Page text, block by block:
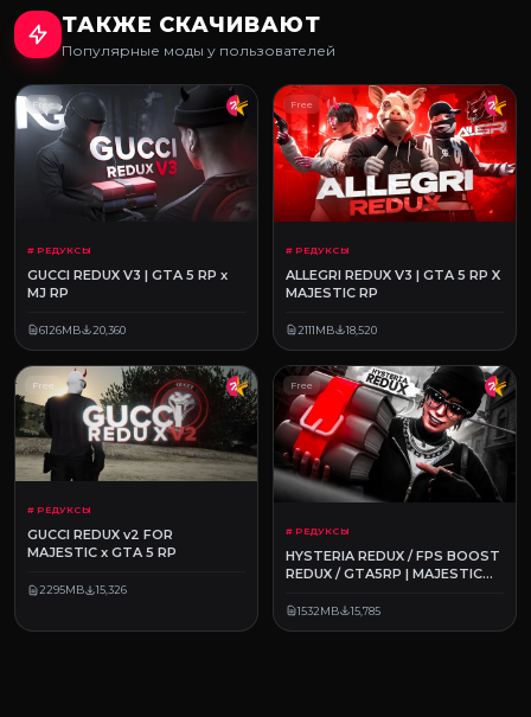
ТАКЖЕ СКАЧИВАЮТ
Популярные моды у пользователей
Free
# РЕДУКСЫ
GUCCI REDUX V3 | GTA 5 RP x
MJ RP
6126MB 20,360
Free
# РЕДУКСЫ
ALLEGRI REDUX V3 | GTA 5 RP X
MAJESTIC RP
2111MB 18,520
Free
# РЕДУКСЫ
GUCCI REDUX v2 FOR
MAJESTIC x GTA 5 RP
2295MB 15,326
Free
# РЕДУКСЫ
HYSTERIA REDUX / FPS BOOST
REDUX / GTA5RP | MAJESTIC
1532MB 15,785